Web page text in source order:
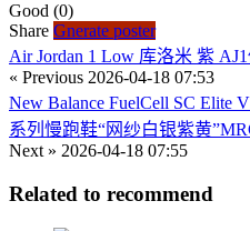
Good (0)
Share Gnerate poster
Air Jordan 1 Low 库洛米 紫
« Previous 2026-04-18 07:53
New Balance FuelCell SC Elite
系列慢跑鞋“网纱白银紫黄
Next » 2026-04-18 07:55
Related to recommend